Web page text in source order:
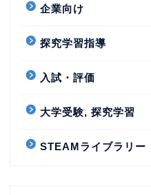
企業向け
探究学習指導
入試・評価
大学受験, 探究学習
STEAMライブラリー